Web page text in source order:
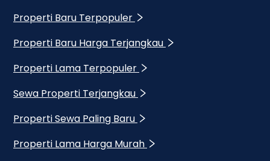
Properti Baru Terpopuler
Properti Baru Harga Terjangkau
Properti Lama Terpopuler
Sewa Properti Terjangkau
Properti Sewa Paling Baru
Properti Lama Harga Murah